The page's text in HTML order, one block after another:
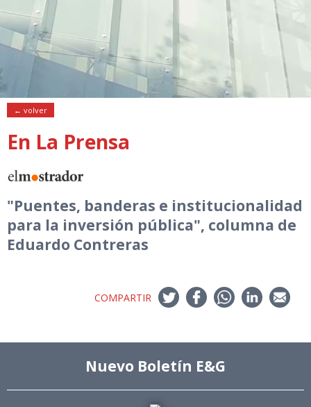
← volver
En La Prensa
"Puentes, banderas e institucionalidad
para la inversión pública", columna de
Eduardo Contreras
COMPARTIR
Nuevo Boletín E&G